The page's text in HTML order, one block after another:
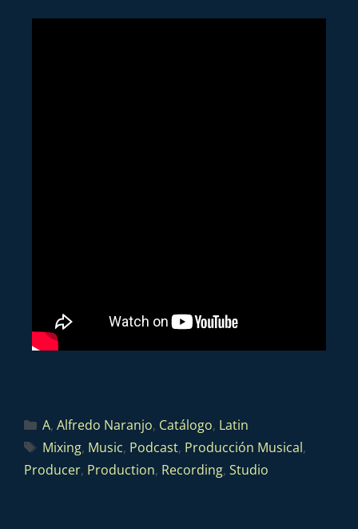
A, Alfredo Naranjo, Catálogo, Latin
Mixing, Music, Podcast, Producción Musical,
Producer, Production, Recording, Studio